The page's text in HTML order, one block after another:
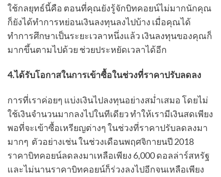
ใช้กลยุทธ์นี้คือ ตอนที่คุณยังรู้จักบิทคอยน์ไม่มากนักคุณ
ก็ยังได้ทำการหย่อนเงินลงทุนลงไปบ้าง เมื่อคุณได้
ทำการศึกษาเป็นระยะเวลาหนึ่งแล้ว เงินลงทุนของคุณก็
มากขึ้นตามไปด้วย ช่วยประหยัดเวลาได้อีก
4.ได้รับโอกาสในการเข้าซื้อในช่วงที่ราคาปรับลดลง
การที่เราค่อยๆ แบ่งเงินไปลงทุนอย่างสม่ำเสมอ โดยไม่
ใช้เงินจำนวนมากลงไปในทีเดียว ทำให้เรามีเงินสดเพียง
พอที่จะเข้าซื้อเหรียญต่างๆ ในช่วงที่ราคาปรับลดลงมา
มากๆ ตัวอย่างเช่น ในช่วงเดือนพฤศจิกายนปี 2018
ราคาบิทคอยน์ลดลงมาเหลือเพียง 6,000 ดอลล่าร์สหรัฐ
และไม่นานราคาบิทคอยน์ก็ร่วงลงไปอีกจนเหลือเพียง